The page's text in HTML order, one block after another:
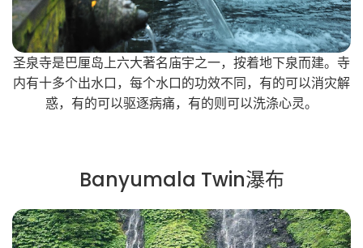
圣泉寺是巴厘岛上六大著名庙宇之一，按着地下泉而建。寺
内有十多个出水口，每个水口的功效不同，有的可以消灾解
惑，有的可以驱逐病痛，有的则可以洗涤心灵。
Banyumala Twin瀑布